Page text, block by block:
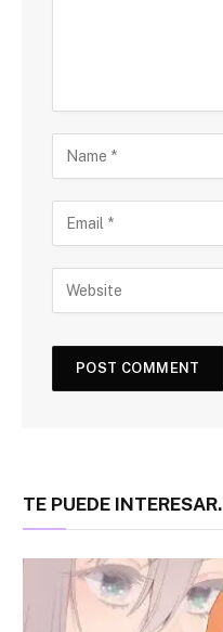
TE PUEDE